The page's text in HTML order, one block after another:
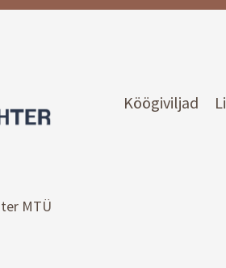
Köögiviljad
MTÜ